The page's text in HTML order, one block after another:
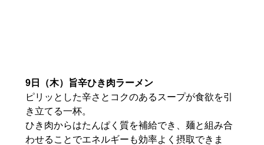
9日（木）旨辛ひき肉ラーメン
ピリッとした辛さとコクのあるスープが食欲を引
き立てる一杯。
ひき肉からはたんぱく質を補給でき、麺と組み合
わせることでエネルギーも効率よく摂取できま